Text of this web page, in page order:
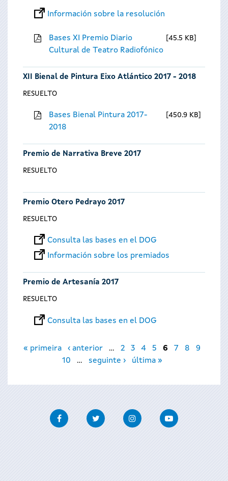
Información sobre la resolución
Bases XI Premio Diario
Cultural de Teatro Radiofónico
45.5 KB
XII Bienal de Pintura Eixo Atlántico 2017 - 2018
RESUELTO
Bases Bienal Pintura 2017-
2018
450.9 KB
Premio de Narrativa Breve 2017
RESUELTO
Premio Otero Pedrayo 2017
RESUELTO
Consulta las bases en el DOG
Información sobre los premiados
Premio de Artesanía 2017
RESUELTO
Consulta las bases en el DOG
Páginas
« primeira ‹ anterior … 2 3 4 5 6 7 8
9
10
… seguinte › última »
FacebookTwitter InstagramYoutube